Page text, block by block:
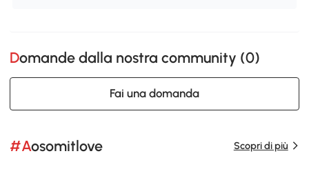
Domande dalla nostra community (0)
Fai una domanda
#Aosomitlove Scopri di più